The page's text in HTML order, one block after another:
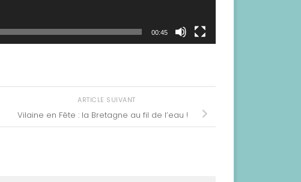
00:45
ARTICLE SUIVANT
Vilaine en Fête : la Bretagne au fil de l’eau !